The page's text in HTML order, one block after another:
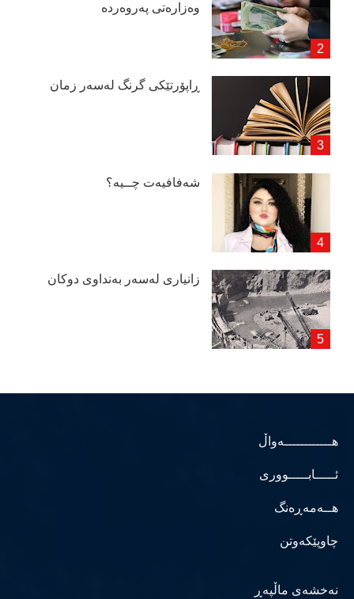
وەزارەتی پەروەردە
ڕاپۆرتێكی گرنگ لەسەر زمان
شەفافیەت چــیە؟
زانیاری لەسەر بەنداوی دوكان
هــــــــــــەواڵ
ئـــــابـــــووری
هــەمەڕەنگ
چاوپێکەوتن
نەخشەی ماڵپەڕ